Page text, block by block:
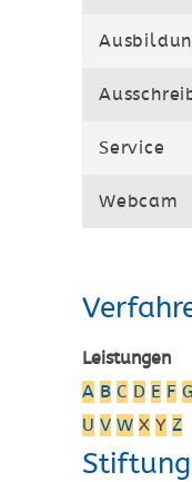
Service
Webcam
Leistungen
A B C D E F G
U V W X Y Z